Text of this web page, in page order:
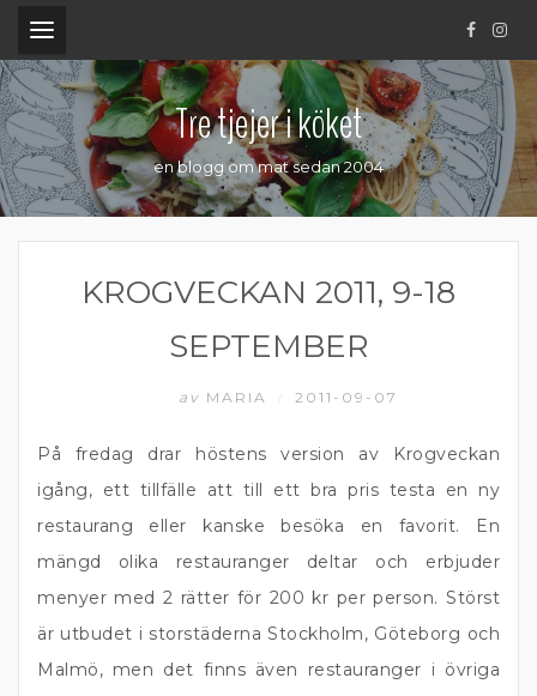
.
Tre tjejer i köket
en blogg om mat sedan 2004
KROGVECKAN 2011, 9-18
SEPTEMBER
av MARIA 2011-09-07
På fredag drar höstens version av Krogveckan
igång, ett tillfälle att till ett bra pris testa en ny
restaurang eller kanske besöka en favorit. En
mängd olika restauranger deltar och erbjuder
menyer med 2 rätter för 200 kr per person. Störst
är utbudet i storstäderna Stockholm, Göteborg och
Malmö, men det finns även restauranger i övriga